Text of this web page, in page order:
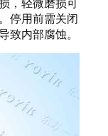
停用前需关闭
致内部腐蚀。